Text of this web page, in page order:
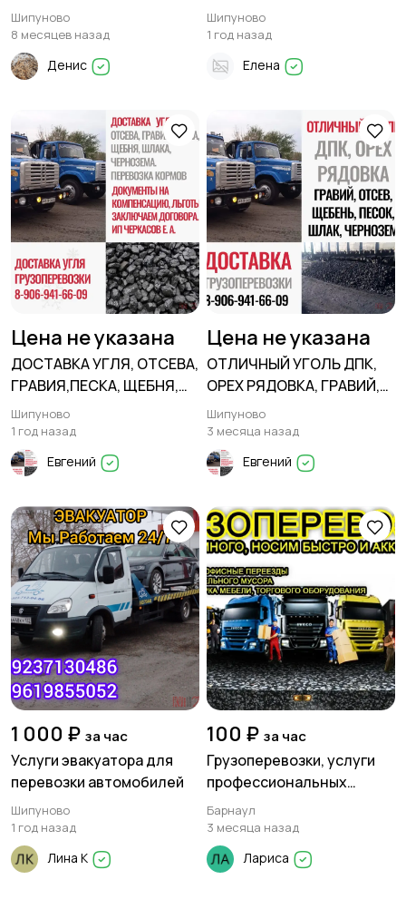
сухие. Шипуновский
район. Выдаем
документы.
Шипуново
8 месяцев назад
Денис
Шипуново
1 год назад
Елена
Цена не указана
ДОСТАВКА УГЛЯ, ОТСЕВА,
ГРАВИЯ,ПЕСКА, ЩЕБНЯ,
ШЛАКА, ЧЕРНОЗЕМА
Шипуново
1 год назад
Евгений
Цена не указана
ОТЛИЧНЫЙ УГОЛЬ ДПК,
ОРЕХ РЯДОВКА, ГРАВИЙ,
ОТСЕВ, ЩЕБЕНЬ, ПЕСОК,
ШЛАК, ЧЕРНОЗЕМ В
ШИПУНОВО
Шипуново
3 месяца назад
Евгений
1 000 ₽ за час
Услуги эвакуатора для
перевозки автомобилей
Шипуново
1 год назад
Лина К
100 ₽ за час
Грузоперевозки, услуги
профессиональных
грузчиков.
Барнаул
3 месяца назад
Лариса